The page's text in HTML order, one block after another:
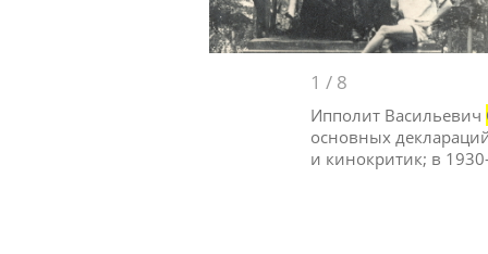
1 / 8
Ипполит Васильевич
основных
и кинокритик; в